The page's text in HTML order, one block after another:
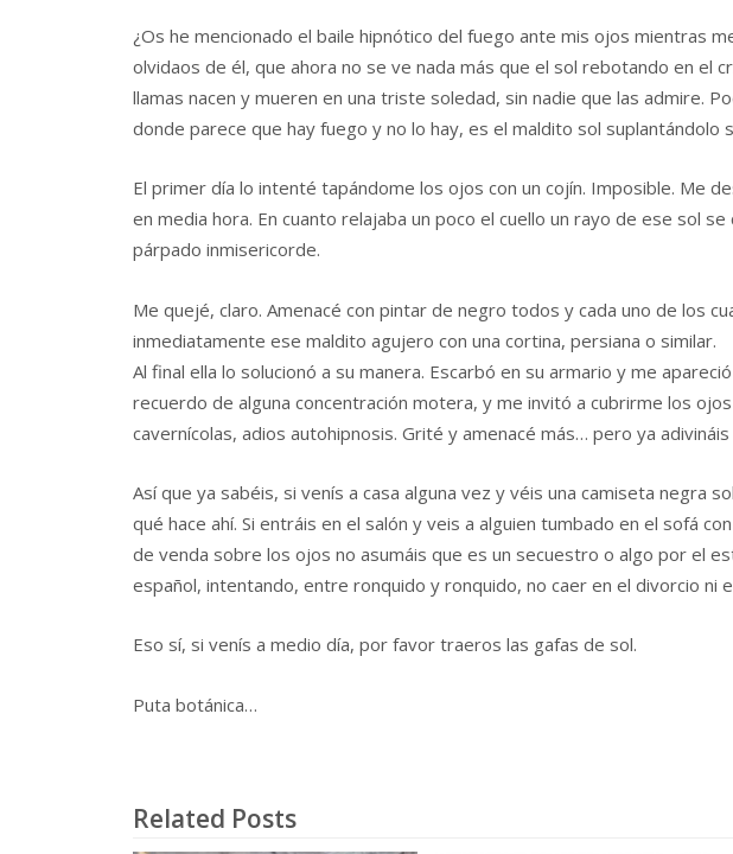
¿Os he mencionado el baile hipnótico del fuego ante mis ojos mientras
olvidaos de él, que ahora no se ve nada más que el sol rebotando en el
llamas nacen y mueren en una triste soledad, sin nadie que las admire.
donde parece que hay fuego y no lo hay, es el maldito sol suplantándolo
El primer día lo intenté tapándome los ojos con un cojín. Imposible. Me
en media hora. En cuanto relajaba un poco el cuello un rayo de ese sol
párpado inmisericorde.
Me quejé, claro. Amenacé con pintar de negro todos y cada uno de los
inmediatamente ese maldito agujero con una cortina, persiana o similar.
Al final ella lo solucionó a su manera. Escarbó en su armario y me
recuerdo de alguna concentración motera, y me invitó a cubrirme los
cavernícolas, adios autohipnosis. Grité y amenacé más… pero ya
Así que ya sabéis, si venís a casa alguna vez y véis una camiseta negra
qué hace ahí. Si entráis en el salón y veis a alguien tumbado en el sofá
de venda sobre los ojos no asumáis que es un secuestro o algo por el
español, intentando, entre ronquido y ronquido, no caer en el divorcio ni
Eso sí, si venís a medio día, por favor traeros las gafas de sol.
Puta botánica…
Related Posts